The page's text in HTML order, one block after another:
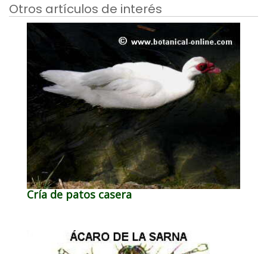
Otros artículos de interés
Cría de patos casera